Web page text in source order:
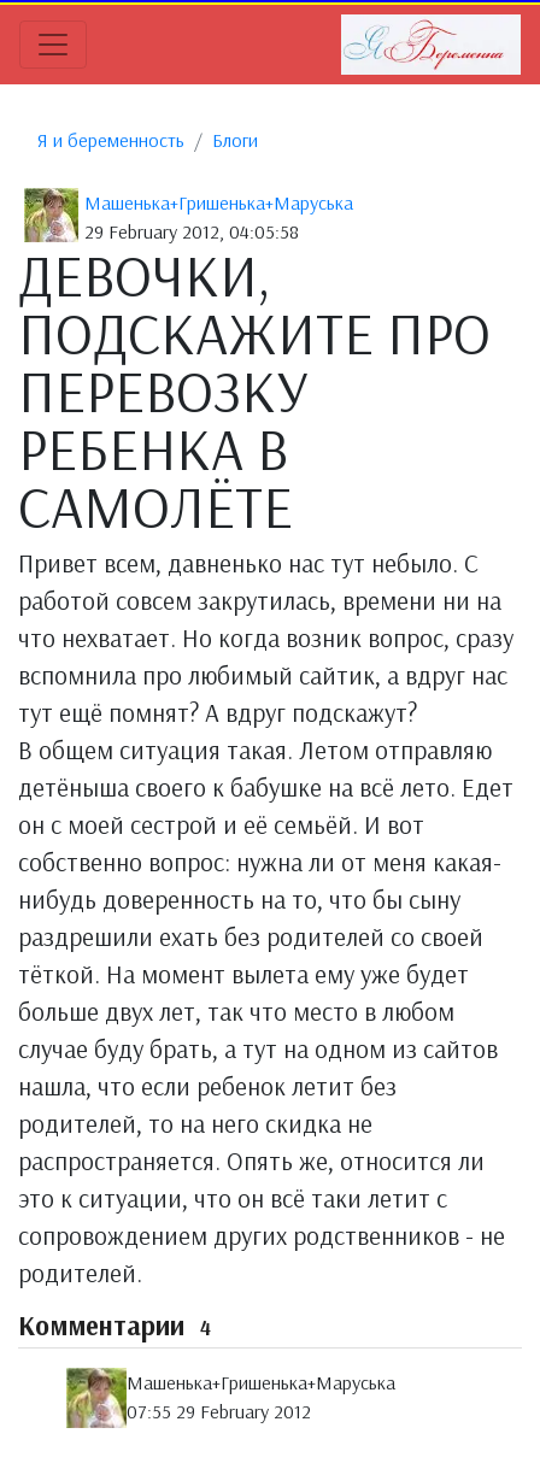
Я и беременность Блоги
Машенька+Гришенька+Маруська
29 February 2012, 04:05:58
ДЕВОЧКИ,
ПОДСКАЖИТЕ ПРО
ПЕРЕВОЗКУ
РЕБЕНКА В
САМОЛЁТЕ
Привет всем, давненько нас тут небыло. С
работой совсем закрутилась, времени ни на
что нехватает. Но когда возник вопрос, сразу
вспомнила про любимый сайтик, а вдруг нас
тут ещё помнят? А вдруг подскажут?
В общем ситуация такая. Летом отправляю
детёныша своего к бабушке на всё лето. Едет
он с моей сестрой и её семьёй. И вот
собственно вопрос: нужна ли от меня какая-
нибудь доверенность на то, что бы сыну
раздрешили ехать без родителей со своей
тёткой. На момент вылета ему уже будет
больше двух лет, так что место в любом
случае буду брать, а тут на одном из сайтов
нашла, что если ребенок летит без
родителей, то на него скидка не
распространяется. Опять же, относится ли
это к ситуации, что он всё таки летит с
сопровождением других родственников - не
родителей.
Комментарии 4
Машенька+Гришенька+Маруська
07:55 29 February 2012